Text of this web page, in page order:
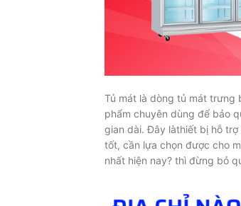
Tủ mát là dòng tủ mát trưng
phẩm chuyên dùng để bảo
gian dài. Đây làthiết bị hỗ
tốt, cần lựa chọn được cho
nhất hiện nay? thì đừng bỏ